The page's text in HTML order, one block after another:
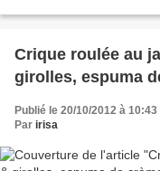
Crique roulée au
girolles, espuma
Publié le 20/10/2012 à 10:43
Par irisa